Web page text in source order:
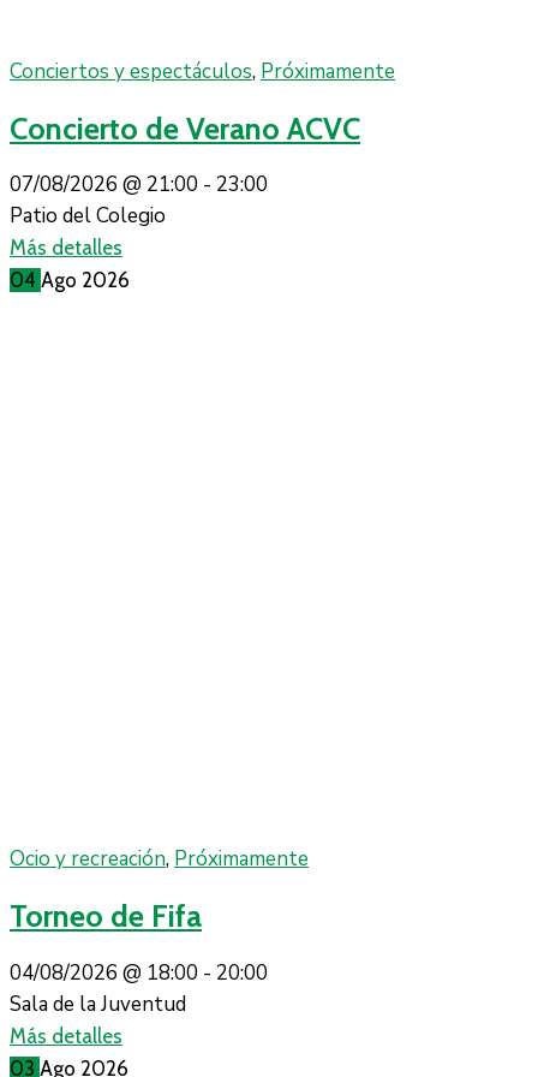
Conciertos y espectáculos, Próximamente
Concierto de Verano ACVC
07/08/2026 @ 21:00 - 23:00
Patio del Colegio
Más detalles
04 Ago 2026
Ocio y recreación, Próximamente
Torneo de Fifa
04/08/2026 @ 18:00 - 20:00
Sala de la Juventud
Más detalles
03 Ago 2026